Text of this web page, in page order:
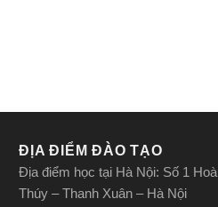
ĐỊA ĐIỂM ĐÀO TẠO
Địa điểm học tại Hà Nội: Số 1
Thúy – Thanh Xuân – Hà Nội